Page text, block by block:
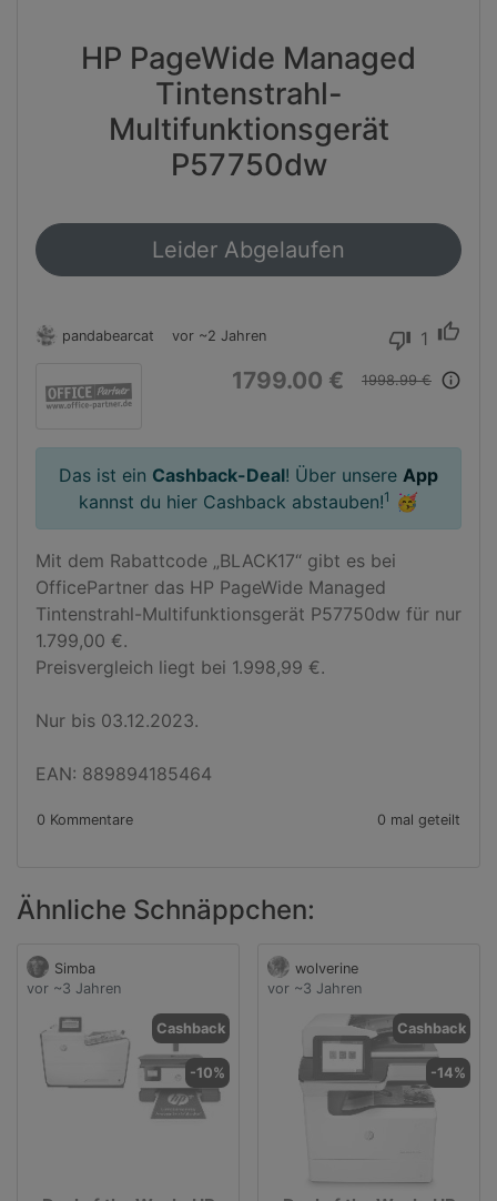
HP PageWide Managed
Tintenstrahl-
Multifunktionsgerät
P57750dw
Leider Abgelaufen
pandabearcat vor ~2 Jahren thumb_down 1 thumb_up
1799.00 € 1998.99 € info_outline
Das ist ein Cashback-Deal! Über unsere App
kannst du hier Cashback abstauben!1 🥳
Mit dem Rabattcode „BLACK17“ gibt es bei
OfficePartner das HP PageWide Managed
Tintenstrahl-Multifunktionsgerät P57750dw für nur
1.799,00 €.
Preisvergleich liegt bei 1.998,99 €.
Nur bis 03.12.2023.
EAN: 889894185464
0 Kommentare 0 mal geteilt
Ähnliche Schnäppchen:
Simba
vor ~3 Jahren
Cashback
-10%
wolverine
vor ~3 Jahren
Cashback
-14%